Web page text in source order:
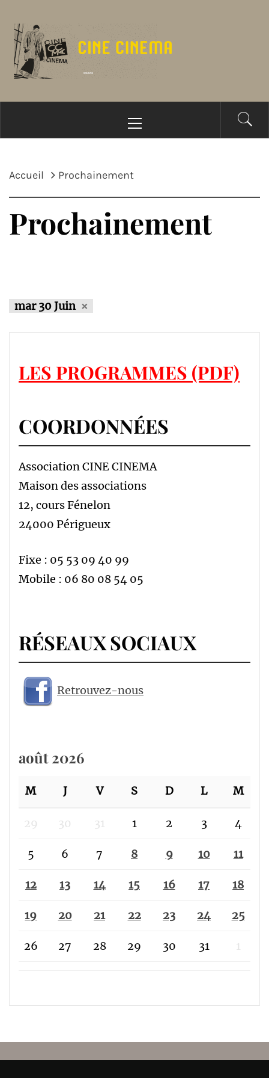
contenu
principal
Accueil Prochainement
Prochainement
mar 30 Juin
LES PROGRAMMES (PDF)
COORDONNÉES
Association CINE CINEMA
Maison des associations
12, cours Fénelon
24000 Périgueux
Fixe : 05 53 09 40 99
Mobile : 06 80 08 54 05
RÉSEAUX SOCIAUX
Retrouvez-nous
août 2026
M J V S D L M
29 30 31 1 2 3 4
5 6 7 8 9 10 11
12 13 14 15 16 17 18
19 20 21 22 23 24 25
26 27 28 29 30 31 1